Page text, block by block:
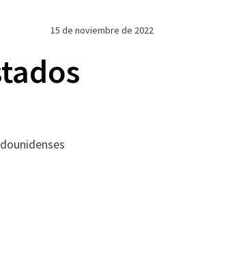
15 de noviembre de 2022